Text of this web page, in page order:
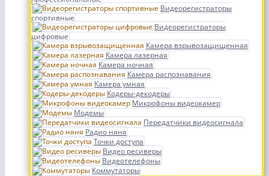
Видеорегистраторы
спортивные
Видеорегистраторы
цифровые
Камера взрывозащищенная
Камера лазерная
Камера ночная
Камера распознавания
Камера умная
Кодеры-декодеры
Микрофоны видеокамер
Модемы
Передатчики видеосигнала
Радио няня
Точки доступа
Видео ресиверы
Видеотелефоны
Коммутаторы